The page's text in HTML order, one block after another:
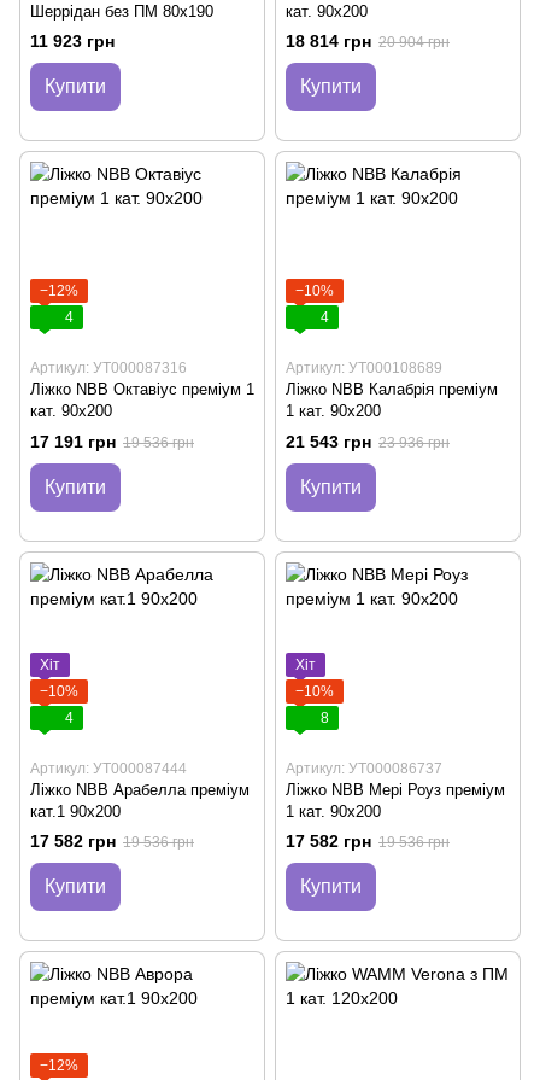
Шеррідан без ПМ 80х190
11 923 грн
Купити
кат. 90х200
18 814 грн 20 904 грн
Купити
−12%
4
Артикул: УТ000087316
Ліжко NBB Октавіус преміум 1
кат. 90х200
17 191 грн 19 536 грн
Купити
−10%
4
Артикул: УТ000108689
Лiжко NBB Калабрія премiум
1 кат. 90х200
21 543 грн 23 936 грн
Купити
Хіт
−10%
4
Артикул: УТ000087444
Ліжко NBB Арабелла преміум
кат.1 90х200
17 582 грн 19 536 грн
Купити
Хіт
−10%
8
Артикул: УТ000086737
Ліжко NBB Мері Роуз преміум
1 кат. 90х200
17 582 грн 19 536 грн
Купити
−12%